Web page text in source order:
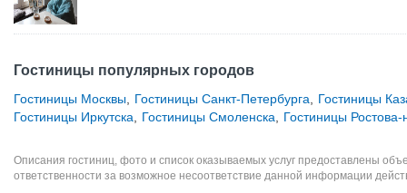
Гостиницы популярных городов
Гостиницы Москвы Гостиницы Санкт-Петербурга
Гостиницы
Гостиницы Иркутска
Гостиницы Смоленска Гостиницы
Описания гостиниц, фото и список оказываемых услуг предоставлены
ответственности за возможное несоответствие данной информации